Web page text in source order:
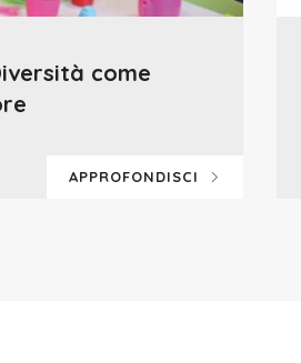
come
APPROFONDISCI